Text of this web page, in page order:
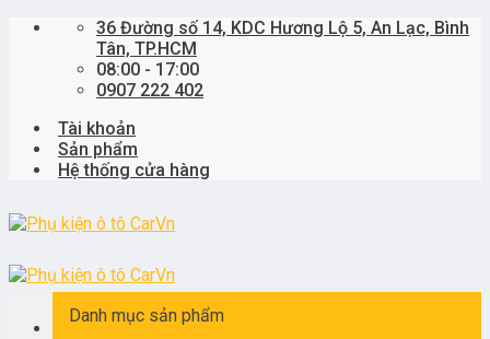
Skip
36 Đường số 14, KDC Hương Lộ 5, An Lạc, Bình
Tân, TP.HCM
08:00 - 17:00
0907 222 402
Tài khoản
Sản phẩm
Hệ thống cửa hàng
Danh mục sản phẩm